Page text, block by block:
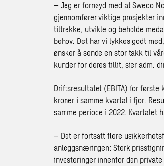
– Jeg er fornøyd med at Sweco
gjennomfører viktige prosjekter
tiltrekke, utvikle og beholde
behov. Det har vi lykkes godt
ønsker å sende en stor takk til
kunder for deres tillit, sier adm.
Driftsresultatet (EBITA) for første
kroner i samme kvartal i fjor.
samme periode i 2022. Kvartalet
– Det er fortsatt flere
anleggsnæringen: Sterk
investeringer innenfor den